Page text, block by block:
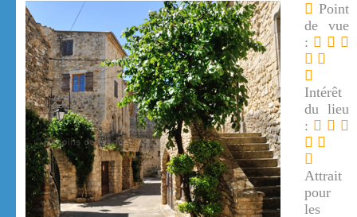
Point
de vue
:
Intérêt
du lieu
:
Attrait
pour
les